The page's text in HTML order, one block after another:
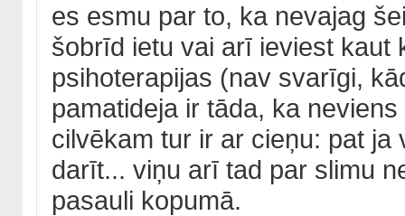
es esmu par to, ka nevajag
šobrīd ietu vai arī ieviest kaut
psihoterapijas (nav svarīgi,
pamatideja ir tāda, ka
cilvēkam tur ir ar cieņu: pat
darīt... viņu arī tad par slimu
pasauli kopumā.